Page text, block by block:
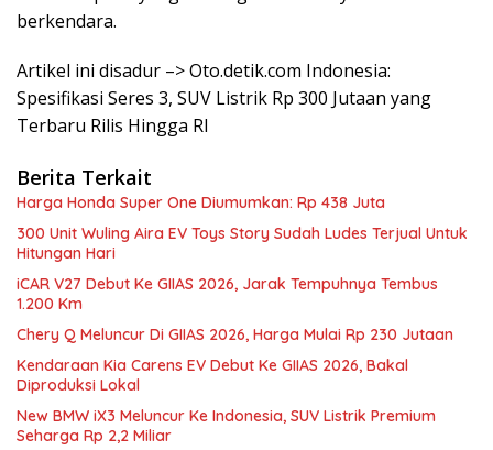
berkendara.
Artikel ini disadur –> Oto.detik.com Indonesia:
Spesifikasi Seres 3, SUV Listrik Rp 300 Jutaan yang
Terbaru Rilis Hingga RI
Berita Terkait
Harga Honda Super One Diumumkan: Rp 438 Juta
300 Unit Wuling Aira EV Toys Story Sudah Ludes Terjual Untuk
Hitungan Hari
iCAR V27 Debut Ke GIIAS 2026, Jarak Tempuhnya Tembus
1.200 Km
Chery Q Meluncur Di GIIAS 2026, Harga Mulai Rp 230 Jutaan
Kendaraan Kia Carens EV Debut Ke GIIAS 2026, Bakal
Diproduksi Lokal
New BMW iX3 Meluncur Ke Indonesia, SUV Listrik Premium
Seharga Rp 2,2 Miliar